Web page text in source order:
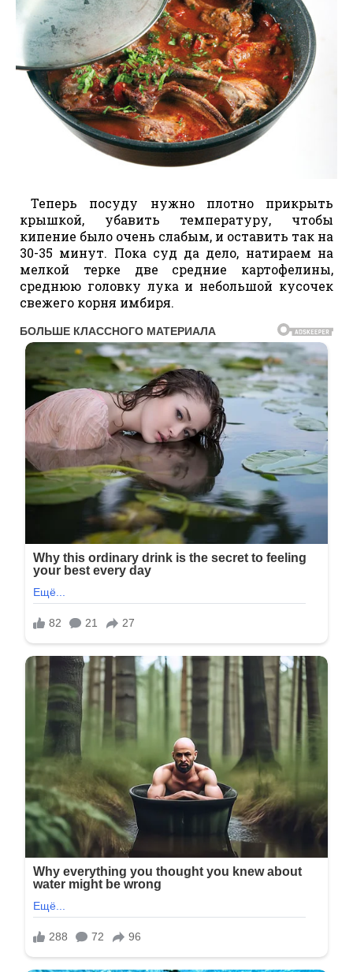
Теперь посуду нужно плотно прикрыть
крышкой, убавить температуру, чтобы
кипение было очень слабым, и оставить так на
30-35 минут. Пока суд да дело, натираем на
мелкой терке две средние картофелины,
среднюю головку лука и небольшой кусочек
свежего корня имбиря.